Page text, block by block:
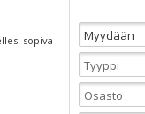
sopiva
Tyhjennä haut